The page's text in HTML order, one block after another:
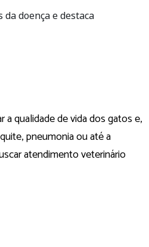
doença e destaca
qualidade de vida dos gatos e,
pneumonia ou até a
atendimento veterinário